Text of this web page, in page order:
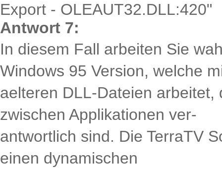
Export - OLEAUT32.DLL:420"
Antwort 7:
In diesem Fall arbeiten Sie
Windows 95 Version, welche
aelteren DLL-Dateien
zwischen Applikationen ver-
antwortlich sind. Die TerraTV
einen dynamischen